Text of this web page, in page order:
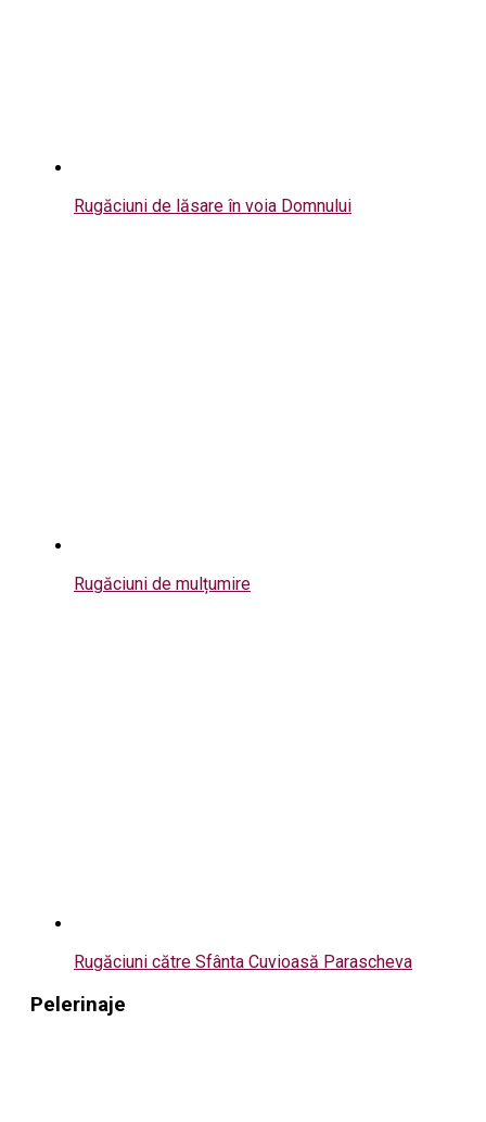
Rugăciuni de lăsare în voia Domnului
Rugăciuni de mulțumire
Rugăciuni către Sfânta Cuvioasă Parascheva
Pelerinaje